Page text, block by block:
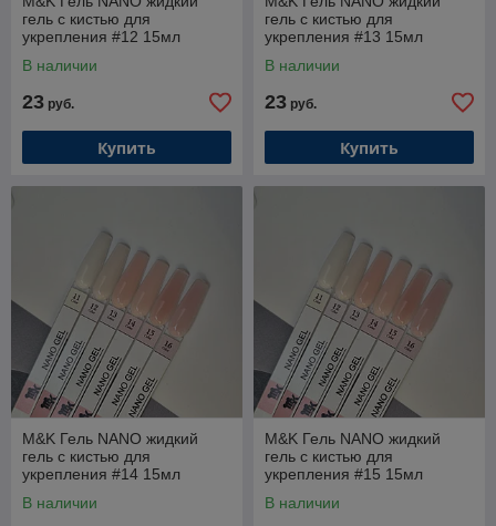
гель с кистью для
укрепления #12 15мл
В наличии
23 руб.
Купить
гель с кистью для
укрепления #13 15мл
В наличии
23 руб.
Купить
M&K Гель NANO жидкий
гель с кистью для
укрепления #14 15мл
В наличии
M&K Гель NANO жидкий
гель с кистью для
укрепления #15 15мл
В наличии